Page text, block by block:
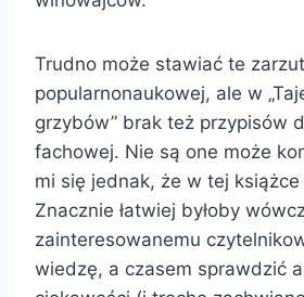
Trudno może stawiać te
popularnonaukowej, ale w
grzybów” brak też przypisów
fachowej. Nie są one może
mi się jednak, że w tej książce
Znacznie łatwiej byłoby
zainteresowanemu
wiedzę, a czasem sprawdzić